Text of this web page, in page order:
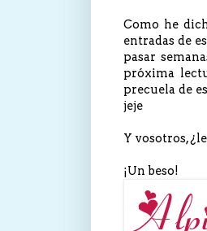
Como he
entradas de
pasar
próxima
precuela de
jeje
Y vosotros,
¡Un beso!